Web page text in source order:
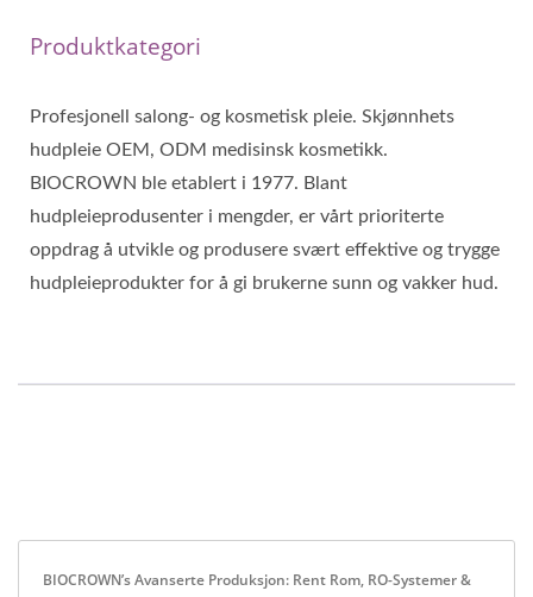
Produktkategori
Profesjonell salong- og kosmetisk pleie. Skjønnhets
hudpleie OEM, ODM medisinsk kosmetikk.
BIOCROWN ble etablert i 1977. Blant
hudpleieprodusenter i mengder, er vårt prioriterte
oppdrag å utvikle og produsere svært effektive og trygge
hudpleieprodukter for å gi brukerne sunn og vakker hud.
BIOCROWN’s Avanserte Produksjon: Rent Rom, RO-Systemer &